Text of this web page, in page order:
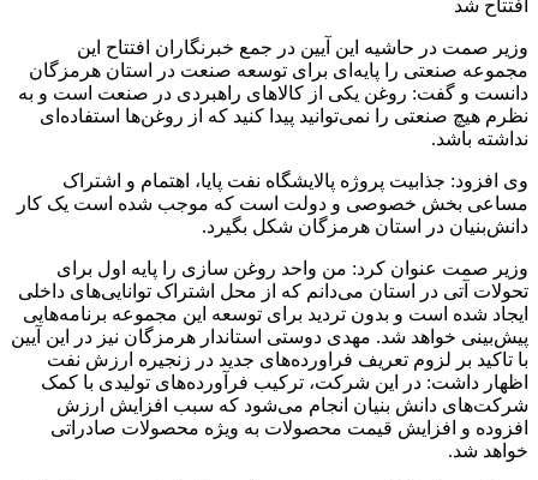
وزیر صمت در حاشیه این آیین در جمع خبرنگاران افتتاح این
مجموعه صنعتی را پایه‌ای برای توسعه صنعت در استان هرمزگان
دانست و گفت: روغن یکی از کالاهای راهبردی در صنعت است و به
نظرم هیچ صنعتی را نمی‌توانید پیدا کنید که از روغن‌ها استفاده‌ای
نداشته باشد.
وی افزود: جذابیت پروژه پالایشگاه نفت پایا، اهتمام و اشتراک
مساعی بخش خصوصی و دولت است که موجب شده است یک کار
دانش‌بنیان در استان هرمزگان شکل بگیرد.
وزیر صمت عنوان کرد: من واحد روغن‌ سازی را پایه اول برای
تحولات آتی در استان می‌دانم که از محل اشتراک توانایی‌های داخلی
ایجاد شده است و بدون تردید برای توسعه این مجموعه برنامه‌هایی
پیش‌بینی خواهد شد. مهدی دوستی استاندار هرمزگان نیز در این آیین
با تاکید بر لزوم تعریف فراورده‌های جدید در زنجیره ارزش نفت
اظهار داشت: در این شرکت، ترکیب فرآورده‌های تولیدی با کمک
شرکت‌های دانش بنیان انجام می‌شود که سبب افزایش ارزش
افزوده و افزایش قیمت محصولات به ویژه محصولات صادراتی
خواهد شد.